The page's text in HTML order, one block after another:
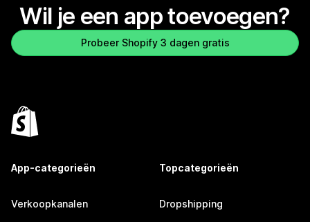
Wil je een app toevoegen?
Probeer Shopify 3 dagen gratis
App-categorieën
Verkoopkanalen
Topcategorieën
Dropshipping